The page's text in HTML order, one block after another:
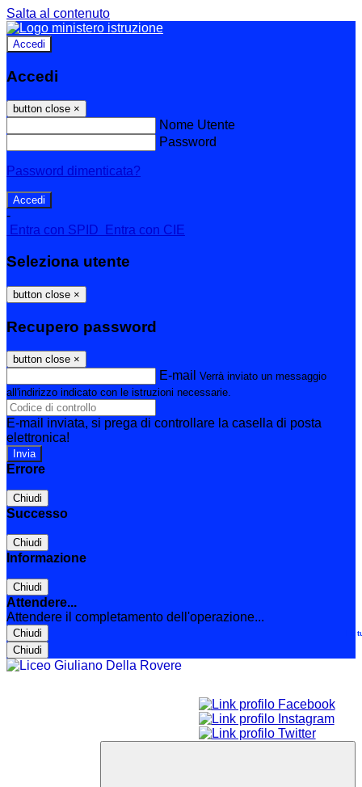
Salta al contenuto
Accedi
Accedi
button close ×
Nome Utente
Password
Password dimenticata?
-
Entra con SPID
Entra con CIE
Seleziona utente
button close ×
Recupero password
button close ×
E-mail Verrà inviato un messaggio
all'indirizzo indicato con le istruzioni necessarie.
E-mail inviata, si prega di controllare la casella di posta
elettronica!
Errore
Chiudi
Successo
Chiudi
Informazione
Chiudi
Attendere...
Attendere il completamento dell'operazione...
Chiudi
Chiudi
Le